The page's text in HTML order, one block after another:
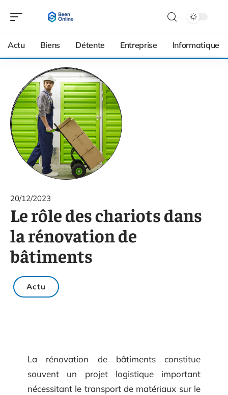
Actu Biens Détente Entreprise Informatique
20/12/2023
Le rôle des chariots dans
la rénovation de
bâtiments
Actu
La rénovation de bâtiments constitue
souvent un projet logistique important
nécessitant le transport de matériaux sur le